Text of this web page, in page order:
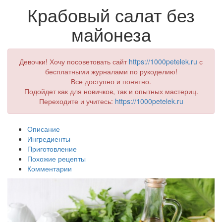
Крабовый салат без
майонеза
Девочки! Хочу посоветовать сайт https://1000petelek.ru с
бесплатными журналами по рукоделию!
Все доступно и понятно.
Подойдет как для новичков, так и опытных мастериц.
Переходите и учитесь: https://1000petelek.ru
Описание
Ингредиенты
Приготовление
Похожие рецепты
Комментарии